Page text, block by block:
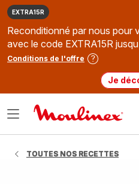
EXTRA15R
Reconditionné par nous pour
avec le code EXTRA15R
Conditions de l'offre
Je
Ouvrir
TOUTES NOS RECETTES